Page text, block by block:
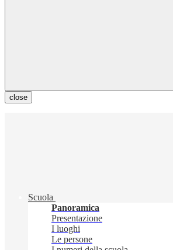
close
Scuola
Panoramica
Presentazione
I luoghi
Le persone